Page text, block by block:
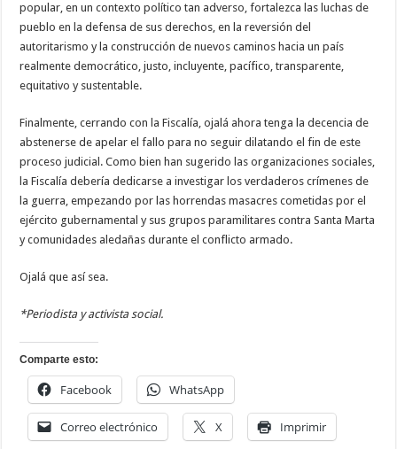
popular, en un contexto político tan adverso, fortalezca las luchas de
pueblo en la defensa de sus derechos, en la reversión del
autoritarismo y la construcción de nuevos caminos hacia un país
realmente democrático, justo, incluyente, pacífico, transparente,
equitativo y sustentable.
Finalmente, cerrando con la Fiscalía, ojalá ahora tenga la decencia de
abstenerse de apelar el fallo para no seguir dilatando el fin de este
proceso judicial. Como bien han sugerido las organizaciones sociales,
la Fiscalía debería dedicarse a investigar los verdaderos crímenes de
la guerra, empezando por las horrendas masacres cometidas por el
ejército gubernamental y sus grupos paramilitares contra Santa Marta
y comunidades aledañas durante el conflicto armado.
Ojalá que así sea.
*Periodista y activista social.
Comparte esto:
Facebook WhatsApp
Correo electrónico X Imprimir